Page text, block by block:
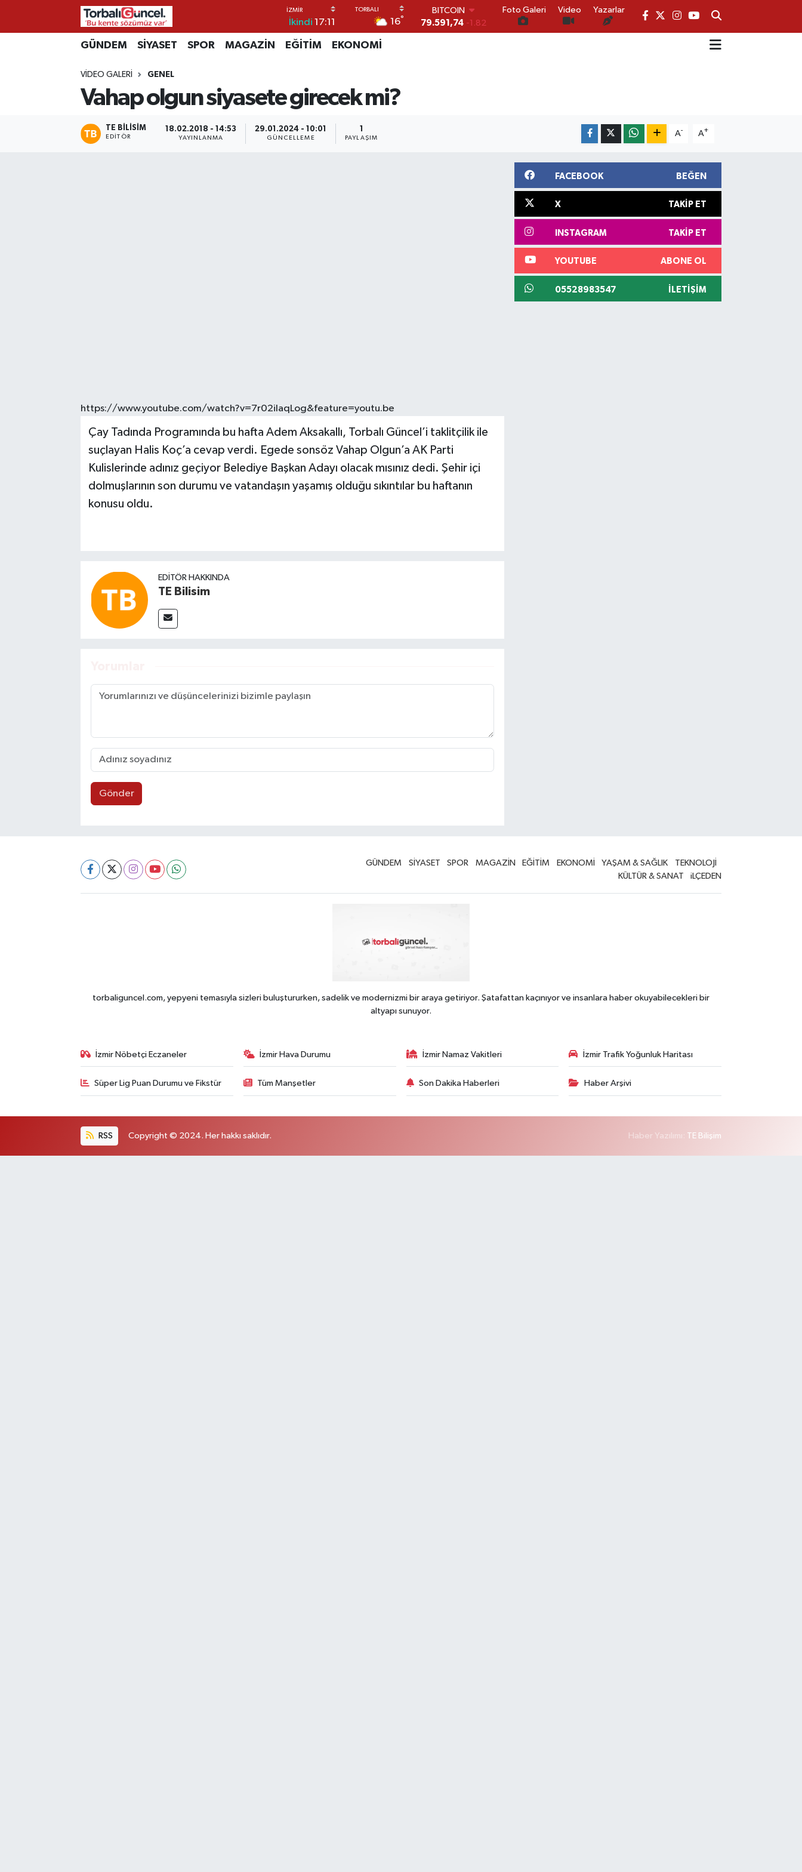
İkindi 17:11 16°
BITCOIN
79.591,74 -1.82
DOLAR
Foto Galeri Video Yazarlar
GÜNDEM SİYASET SPOR MAGAZİN EĞİTİM EKONOMİ
VIDEO GALERI GENEL
Vahap olgun siyasete girecek mi?
TE BILISIM
EDITÖR
18.02.2018 - 14:53
YAYINLANMA
29.01.2024 - 10:01
GÜNCELLEME PAYLAŞIM
A- A+
https://www.youtube.com/watch?v=7r02ilaqLog&feature=youtu.be
Çay Tadında Programında bu hafta Adem Aksakallı, Torbalı Güncel’i taklitçilik ile
suçlayan Halis Koç’a cevap verdi. Egede sonsöz Vahap Olgun’a AK Parti
Kulislerinde adınız geçiyor Belediye Başkan Adayı olacak mısınız dedi. Şehir içi
dolmuşlarının son durumu ve vatandaşın yaşamış olduğu sıkıntılar bu haftanın
konusu oldu.
EDITÖR HAKKINDA
TE Bilisim
Gönder
FACEBOOK BEĞEN
X TAKIP ET
INSTAGRAM TAKIP ET
YOUTUBE ABONE OL
05528983547 İLETIŞIM
GÜNDEM SİYASET SPOR MAGAZİN EĞİTİM EKONOMİ YAŞAM & SAĞLIK
TEKNOLOJİ
KÜLTÜR & SANAT
iLÇEDEN
torbaliguncel.com, yepyeni temasıyla sizleri buluştururken, sadelik ve modernizmi bir araya getiriyor. Şatafattan kaçınıyor ve insanlara haber okuyabilecekleri bir
altyapı sunuyor.
İzmir Nöbetçi Eczaneler İzmir Hava Durumu İzmir Namaz Vakitleri İzmir Trafik Yoğunluk Haritası
Süper Lig Puan Durumu ve Fikstür Tüm Manşetler Son Dakika Haberleri Haber Arşivi
RSS Copyright © 2024. Her hakkı saklıdır. Haber Yazılımı: TE Bilişim
İzmir Nöbetçi Eczaneler
İzmir Hava Durumu
İzmir Namaz Vakitleri
İzmir Trafik Yoğunluk Haritası